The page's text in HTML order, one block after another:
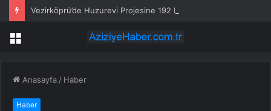
Vezirköprü’de Huzurevi Projesine 192 Milyon TL Destek
Menü
Anasayfa / Haber
Haber